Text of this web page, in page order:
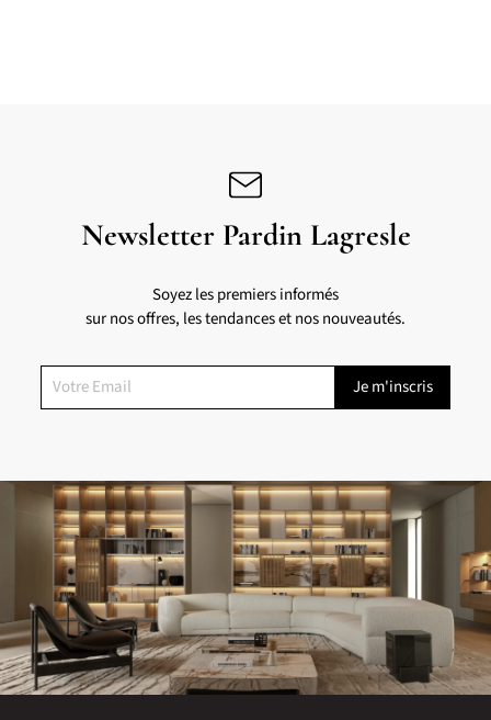
Newsletter Pardin Lagresle
Soyez les premiers informés
sur nos offres, les tendances et nos nouveautés.